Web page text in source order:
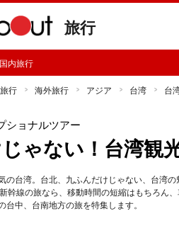
旅行
国内旅行
旅行 海外旅行 アジア 台湾 台
ショナルツアー
ゃない！台湾観
の台湾。台北、九ふんだけじゃない、台湾
幹線の旅なら、移動時間の短縮はもちろん
台中、台南地方の旅を特集します。